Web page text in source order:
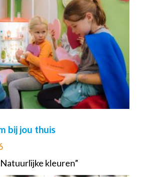
bij jou thuis
kleuren”